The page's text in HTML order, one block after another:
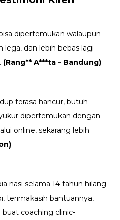
dipertemukan walaupun
lega, dan lebih bebas lagi
(Rang** A***ta - Bandung)
terasa hancur, butuh
dipertemukan dengan
online, sekarang lebih
nasi selama 14 tahun hilang
terimakasih bantuannya,
buat coaching clinic-